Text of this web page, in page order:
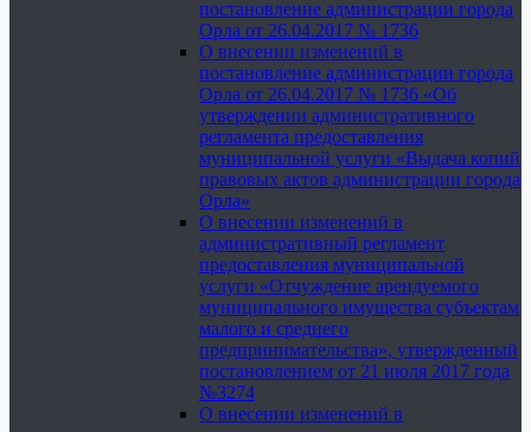
постановление администрации города
Орла от 26.04.2017 № 1736
О внесении изменений в
постановление администрации города
Орла от 26.04.2017 № 1736 «Об
утверждении административного
регламента предоставления
муниципальной услуги «Выдача копий
правовых актов администрации города
Орла»
О внесении изменений в
административный регламент
предоставления муниципальной
услуги «Отчуждение арендуемого
муниципального имущества субъектам
малого и среднего
предпринимательства», утвержденный
постановлением от 21 июля 2017 года
№3274
О внесении изменений в